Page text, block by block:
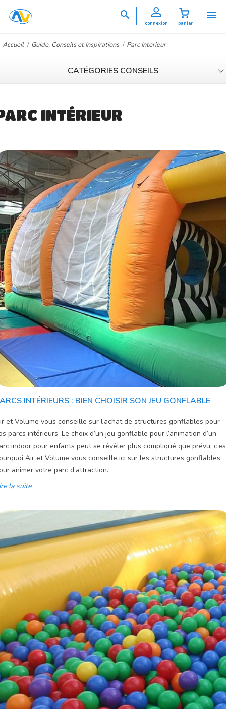

panier
connexion

Accueil Guide, Conseils et Inspirations Parc Intérieur
CATÉGORIES CONSEILS
INTÉRIEUR
INTÉRIEURS : BIEN CHOISIR SON JEU GONFLABLE
et Volume vous conseille sur l’achat de structures gonflables pour
parcs intérieurs. Le choix d’un jeu gonflable pour l’animation d’un
indoor pour enfants peut se révéler plus compliqué que prévu,
Air et Volume vous conseille ici sur les structures gonflables
animer votre parc d’attraction.
la suite